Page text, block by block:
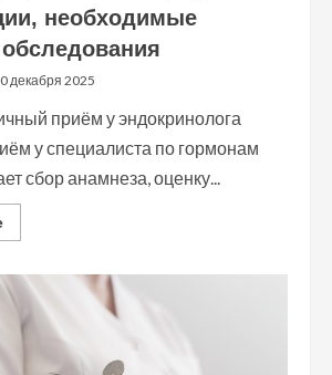
необходимые
декабря 2025
приём у эндокринолога
у специалиста по гормонам
сбор анамнеза, оценку...
Read
more
эндокринолога:
порядок
консультации,
необходимые
анализы